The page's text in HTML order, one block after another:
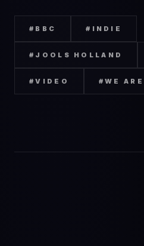
# BBC # INDIE
# JOOLS HOLLAND
#VIDEO #WE